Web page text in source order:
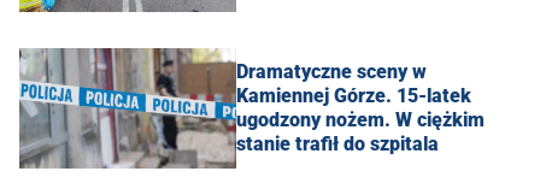
Dramatyczne sceny w
Kamiennej Górze. 15-latek
ugodzony nożem. W ciężkim
stanie trafił do szpitala